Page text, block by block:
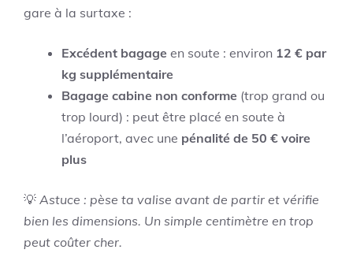
gare à la surtaxe :
Excédent bagage en soute : environ 12 € par
kg supplémentaire
Bagage cabine non conforme (trop grand ou
trop lourd) : peut être placé en soute à
l’aéroport, avec une pénalité de 50 € voire
plus
💡 Astuce : pèse ta valise avant de partir et vérifie
bien les dimensions. Un simple centimètre en trop
peut coûter cher.